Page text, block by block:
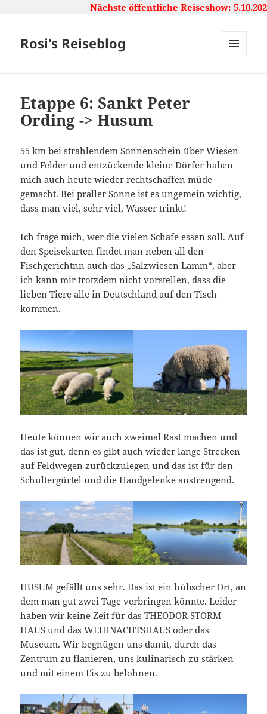
Nächste öffentliche Reiseshow:
Rosi's Reiseblog
Etappe 6: Sankt Peter
Ording -> Husum
55 km bei strahlendem Sonnenschein über Wiesen
und Felder und entzückende kleine Dörfer haben
mich auch heute wieder rechtschaffen müde
gemacht. Bei praller Sonne ist es ungemein wichtig,
dass man viel, sehr viel, Wasser trinkt!
Ich frage mich, wer die vielen Schafe essen soll. Auf
den Speisekarten findet man neben all den
Fischgerichtnn auch das „Salzwiesen Lamm“, aber
ich kann mir trotzdem nicht vorstellen, dass die
lieben Tiere alle in Deutschland auf den Tisch
kommen.
Heute können wir auch zweimal Rast machen und
das ist gut, denn es gibt auch wieder lange Strecken
auf Feldwegen zurückzulegen und das ist für den
Schultergürtel und die Handgelenke anstrengend.
HUSUM gefällt uns sehr. Das ist ein hübscher Ort, an
dem man gut zwei Tage verbringen könnte. Leider
haben wir keine Zeit für das THEODOR STORM
HAUS und das WEIHNACHTSHAUS oder das
Museum. Wir begnügen uns damit, durch das
Zentrum zu flanieren, uns kulinarisch zu stärken
und mit einem Eis zu belohnen.